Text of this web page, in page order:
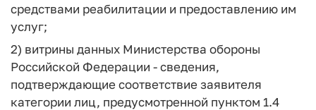
средствами реабилитации и предоставлению им
услуг;
2) витрины данных Министерства обороны
Российской Федерации - сведения,
подтверждающие соответствие заявителя
категории лиц, предусмотренной пунктом 1.4